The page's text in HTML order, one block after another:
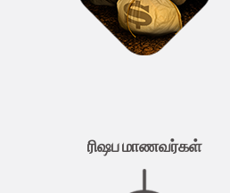
ரிஷப மாணவர்கள்